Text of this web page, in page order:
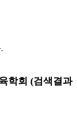
학회 (검색결과